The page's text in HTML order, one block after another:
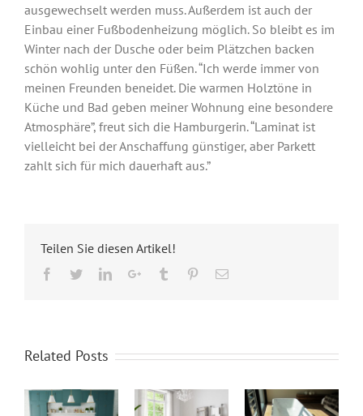
ausgewechselt werden muss. Außerdem ist auch der
Einbau einer Fußbodenheizung möglich. So bleibt es im
Winter nach der Dusche oder beim Plätzchen backen
schön wohlig unter den Füßen. “Ich werde immer von
meinen Freunden beneidet. Die warmen Holztöne in
Küche und Bad geben meiner Wohnung eine besondere
Atmosphäre”, freut sich die Hamburgerin. “Laminat ist
vielleicht bei der Anschaffung günstiger, aber Parkett
zahlt sich für mich dauerhaft aus.”
Teilen Sie diesen Artikel!
Facebook
TwitterLinkedInGoogle+Tumblr PinterestEmail
Related Posts